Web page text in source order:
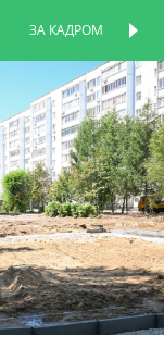
ЗА КАДРОМ
СТРАНИЦА